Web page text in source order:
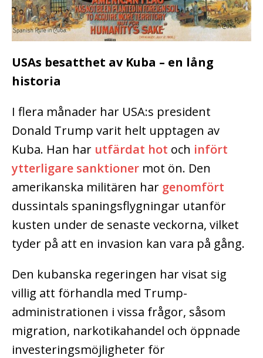
USAs besatthet av Kuba – en lång
historia
I flera månader har USA:s president
Donald Trump varit helt upptagen av
Kuba. Han har utfärdat hot och infört
ytterligare sanktioner mot ön. Den
amerikanska militären har genomfört
dussintals spaningsflygningar utanför
kusten under de senaste veckorna, vilket
tyder på att en invasion kan vara på gång.
Den kubanska regeringen har visat sig
villig att förhandla med Trump-
administrationen i vissa frågor, såsom
migration, narkotikahandel och öppnade
investeringsmöjligheter för